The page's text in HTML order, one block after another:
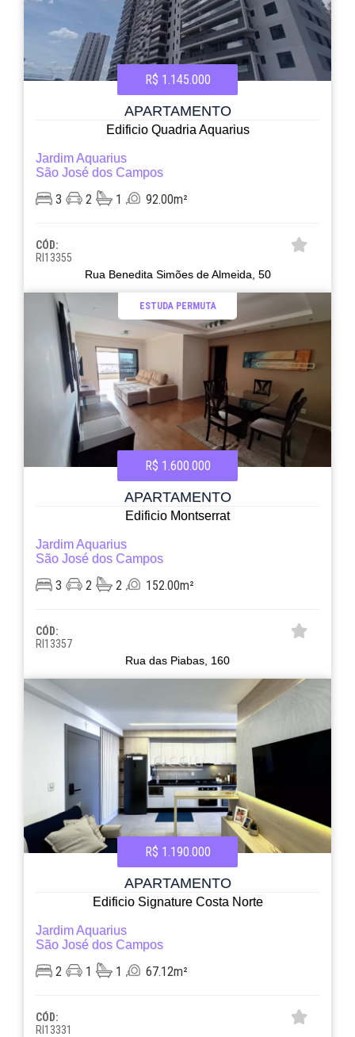
R$ 1.145.000
APARTAMENTO
Edificio Quadria Aquarius
Jardim Aquarius
São José dos Campos
3 2 1 92.00m²
CÓD:
RI13355
Rua Benedita Simões de Almeida, 50
ESTUDA PERMUTA
R$ 1.600.000
APARTAMENTO
Edificio Montserrat
Jardim Aquarius
São José dos Campos
3 2 2 152.00m²
CÓD:
RI13357
Rua das Piabas, 160
R$ 1.190.000
APARTAMENTO
Edificio Signature Costa Norte
Jardim Aquarius
São José dos Campos
2 1 1 67.12m²
CÓD:
RI13331